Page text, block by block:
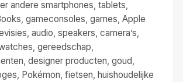
andere smartphones, tablets,
gameconsoles, games, Apple
audio, speakers, camera’s,
gereedschap,
designer producten, goud,
Pokémon, fietsen, huishoudelijke